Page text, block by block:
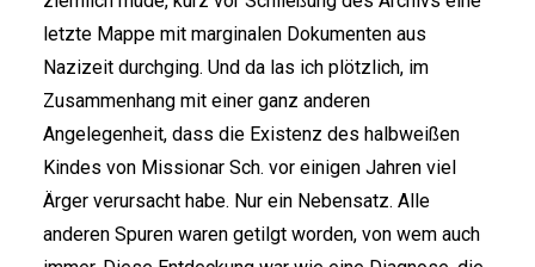
letzte Mappe mit marginalen Dokumenten aus
Nazizeit durchging. Und da las ich plötzlich, im
Zusammenhang mit einer ganz anderen
Angelegenheit, dass die Existenz des halbweißen
Kindes von Missionar Sch. vor einigen Jahren viel
Ärger verursacht habe. Nur ein Nebensatz. Alle
anderen Spuren waren getilgt worden, von wem auch